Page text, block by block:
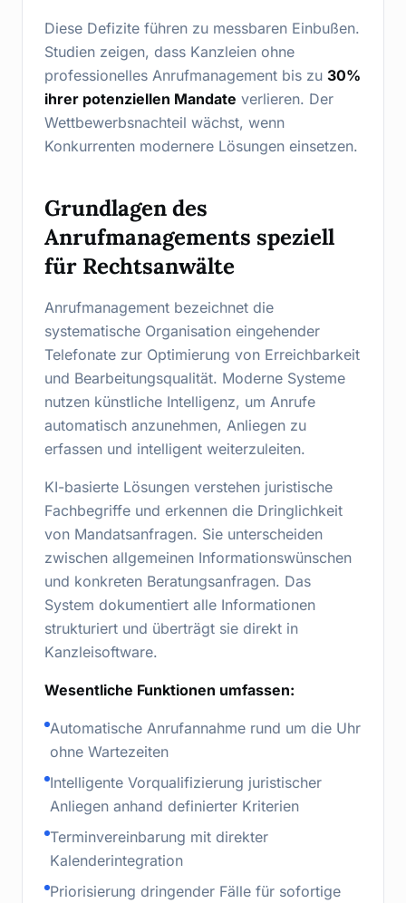
Diese Defizite führen zu messbaren Einbußen.
Studien zeigen, dass Kanzleien ohne
professionelles Anrufmanagement bis zu 30%
ihrer potenziellen Mandate verlieren. Der
Wettbewerbsnachteil wächst, wenn
Konkurrenten modernere Lösungen einsetzen.
Grundlagen des
Anrufmanagements speziell
für Rechtsanwälte
Anrufmanagement bezeichnet die
systematische Organisation eingehender
Telefonate zur Optimierung von Erreichbarkeit
und Bearbeitungsqualität. Moderne Systeme
nutzen künstliche Intelligenz, um Anrufe
automatisch anzunehmen, Anliegen zu
erfassen und intelligent weiterzuleiten.
KI-basierte Lösungen verstehen juristische
Fachbegriffe und erkennen die Dringlichkeit
von Mandatsanfragen. Sie unterscheiden
zwischen allgemeinen Informationswünschen
und konkreten Beratungsanfragen. Das
System dokumentiert alle Informationen
strukturiert und überträgt sie direkt in
Kanzleisoftware.
Wesentliche Funktionen umfassen:
Automatische Anrufannahme rund um die Uhr
ohne Wartezeiten
Intelligente Vorqualifizierung juristischer
Anliegen anhand definierter Kriterien
Terminvereinbarung mit direkter
Kalenderintegration
Priorisierung dringender Fälle für sofortige